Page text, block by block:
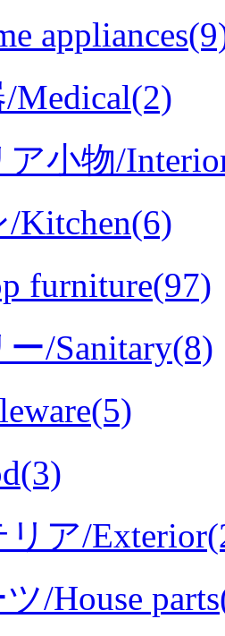
Medical(2)
小物/
Kitchen(6)
furniture(97)
/Sanitary(8)
ア/
/House